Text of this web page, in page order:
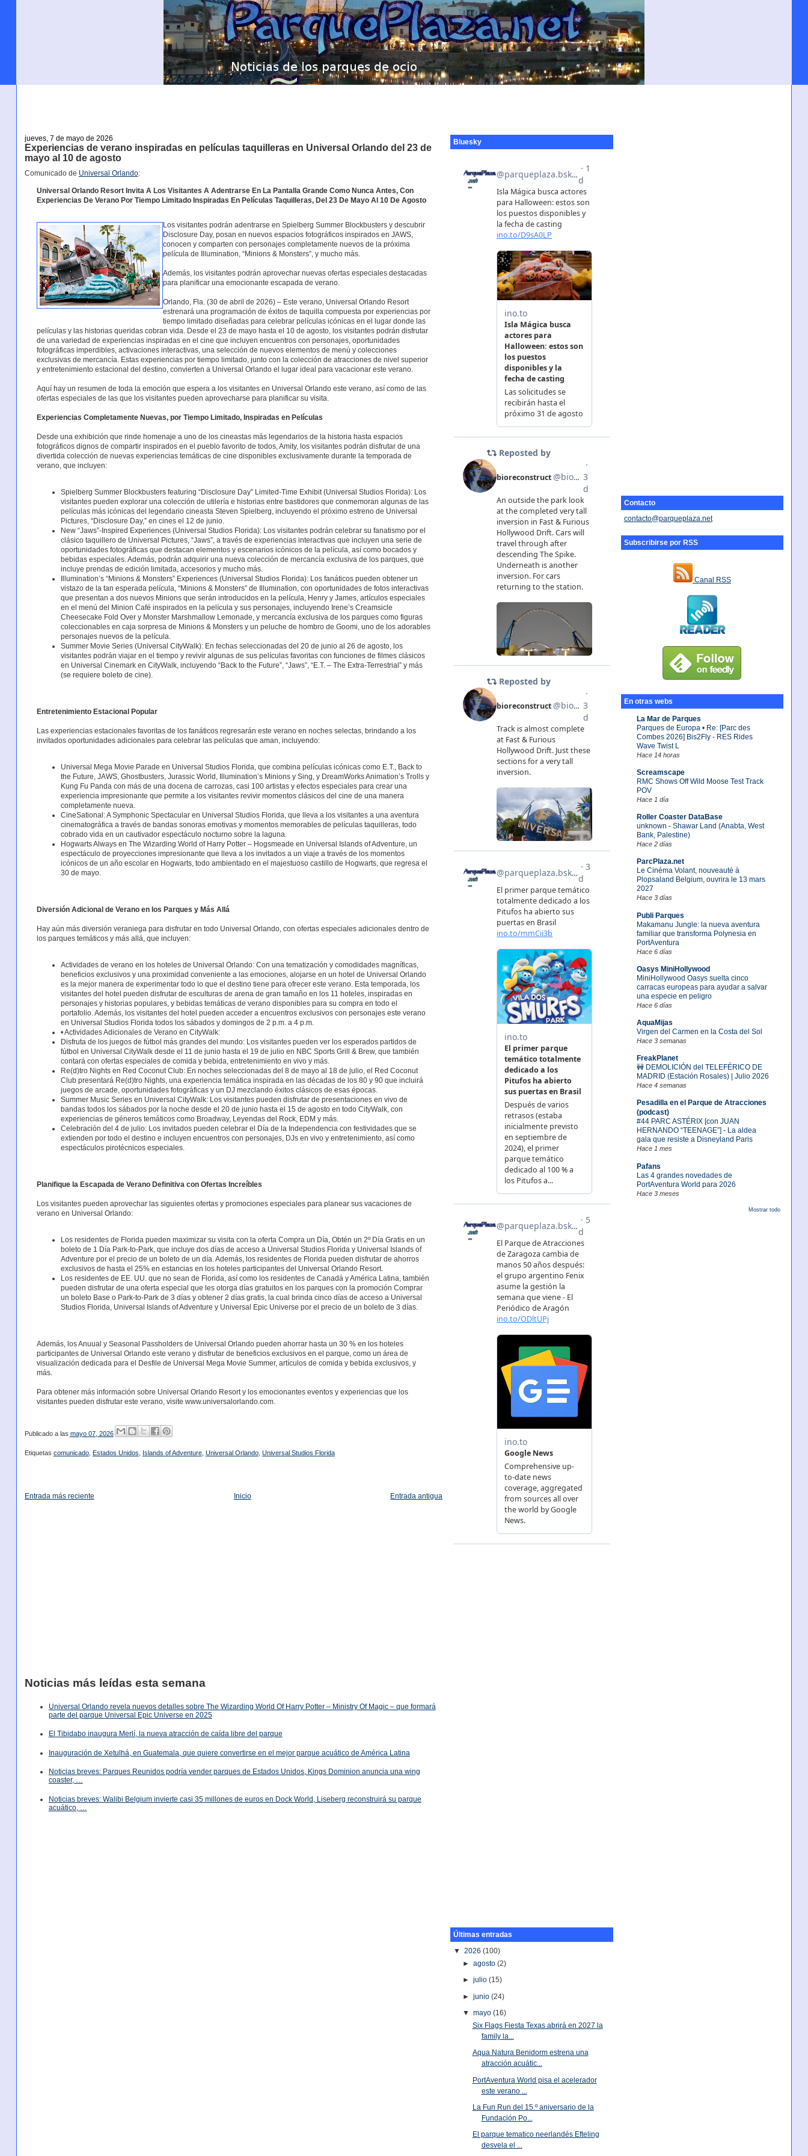
Contacto
contacto@parqueplaza.net
Subscribirse por RSS
Canal RSS
En otras webs
La Mar de Parques
Parques de Europa • Re: [Parc des
Combes 2026] Bis2Fly - RES Rides
Wave Twist L
Hace 14 horas
Screamscape
RMC Shows Off Wild Moose Test Track
POV
Hace 1 día
Roller Coaster DataBase
unknown - Shawar Land (Anabta, West
Bank, Palestine)
Hace 2 días
ParcPlaza.net
Le Cinéma Volant, nouveauté à
Plopsaland Belgium, ouvrira le 13 mars
2027
Hace 3 días
Publi Parques
Makamanu Jungle: la nueva aventura
familiar que transforma Polynesia en
PortAventura
Hace 6 días
Oasys MiniHollywood
MiniHollywood Oasys suelta cinco
carracas europeas para ayudar a salvar
una especie en peligro
Hace 6 días
AquaMijas
Virgen del Carmen en la Costa del Sol
Hace 3 semanas
FreakPlanet
🚧 DEMOLICIÓN del TELEFÉRICO DE
MADRID (Estación Rosales) | Julio 2026
Hace 4 semanas
Pesadilla en el Parque de Atracciones
(podcast)
#44 PARC ASTÉRIX [con JUAN
HERNANDO “TEENAGE”] - La aldea
gala que resiste a Disneyland Paris
Hace 1 mes
Pafans
Las 4 grandes novedades de
PortAventura World para 2026
Hace 3 meses
Mostrar todo
jueves, 7 de mayo de 2026
Experiencias de verano inspiradas en películas taquilleras en Universal Orlando del 23 de
mayo al 10 de agosto
Comunicado de Universal Orlando:
Universal Orlando Resort Invita A Los Visitantes A Adentrarse En La Pantalla Grande Como Nunca Antes, Con
Experiencias De Verano Por Tiempo Limitado Inspiradas En Películas Taquilleras, Del 23 De Mayo Al 10 De Agosto
Los visitantes podrán adentrarse en Spielberg Summer Blockbusters y descubrir
Disclosure Day, posan en nuevos espacios fotográficos inspirados en JAWS,
conocen y comparten con personajes completamente nuevos de la próxima
película de Illumination, “Minions & Monsters”, y mucho más.
Además, los visitantes podrán aprovechar nuevas ofertas especiales destacadas
para planificar una emocionante escapada de verano.
Orlando, Fla. (30 de abril de 2026) – Este verano, Universal Orlando Resort
estrenará una programación de éxitos de taquilla compuesta por experiencias por
tiempo limitado diseñadas para celebrar películas icónicas en el lugar donde las
películas y las historias queridas cobran vida. Desde el 23 de mayo hasta el 10 de agosto, los visitantes podrán disfrutar
de una variedad de experiencias inspiradas en el cine que incluyen encuentros con personajes, oportunidades
fotográficas imperdibles, activaciones interactivas, una selección de nuevos elementos de menú y colecciones
exclusivas de mercancía. Estas experiencias por tiempo limitado, junto con la colección de atracciones de nivel superior
y entretenimiento estacional del destino, convierten a Universal Orlando el lugar ideal para vacacionar este verano.
Aquí hay un resumen de toda la emoción que espera a los visitantes en Universal Orlando este verano, así como de las
ofertas especiales de las que los visitantes pueden aprovecharse para planificar su visita.
Experiencias Completamente Nuevas, por Tiempo Limitado, Inspiradas en Películas
Desde una exhibición que rinde homenaje a uno de los cineastas más legendarios de la historia hasta espacios
fotográficos dignos de compartir inspirados en el pueblo favorito de todos, Amity, los visitantes podrán disfrutar de una
divertida colección de nuevas experiencias temáticas de cine disponibles exclusivamente durante la temporada de
verano, que incluyen:
Spielberg Summer Blockbusters featuring “Disclosure Day” Limited-Time Exhibit (Universal Studios Florida): Los
visitantes pueden explorar una colección de utilería e historias entre bastidores que conmemoran algunas de las
películas más icónicas del legendario cineasta Steven Spielberg, incluyendo el próximo estreno de Universal
Pictures, “Disclosure Day,” en cines el 12 de junio.
New “Jaws”-Inspired Experiences (Universal Studios Florida): Los visitantes podrán celebrar su fanatismo por el
clásico taquillero de Universal Pictures, “Jaws”, a través de experiencias interactivas que incluyen una serie de
oportunidades fotográficas que destacan elementos y escenarios icónicos de la película, así como bocados y
bebidas especiales. Además, podrán adquirir una nueva colección de mercancía exclusiva de los parques, que
incluye prendas de edición limitada, accesorios y mucho más.
Illumination’s “Minions & Monsters” Experiences (Universal Studios Florida): Los fanáticos pueden obtener un
vistazo de la tan esperada película, “Minions & Monsters” de Illumination, con oportunidades de fotos interactivas
que presentan a dos nuevos Minions que serán introducidos en la película, Henry y James, artículos especiales
en el menú del Minion Café inspirados en la película y sus personajes, incluyendo Irene’s Creamsicle
Cheesecake Fold Over y Monster Marshmallow Lemonade, y mercancía exclusiva de los parques como figuras
coleccionables en caja sorpresa de Minions & Monsters y un peluche de hombro de Goomi, uno de los adorables
personajes nuevos de la película.
Summer Movie Series (Universal CityWalk): En fechas seleccionadas del 20 de junio al 26 de agosto, los
visitantes podrán viajar en el tiempo y revivir algunas de sus películas favoritas con funciones de filmes clásicos
en Universal Cinemark en CityWalk, incluyendo “Back to the Future”, “Jaws”, “E.T. – The Extra-Terrestrial” y más
(se requiere boleto de cine).
Entretenimiento Estacional Popular
Las experiencias estacionales favoritas de los fanáticos regresarán este verano en noches selectas, brindando a los
invitados oportunidades adicionales para celebrar las películas que aman, incluyendo:
Universal Mega Movie Parade en Universal Studios Florida, que combina películas icónicas como E.T., Back to
the Future, JAWS, Ghostbusters, Jurassic World, Illumination’s Minions y Sing, y DreamWorks Animation’s Trolls y
Kung Fu Panda con más de una docena de carrozas, casi 100 artistas y efectos especiales para crear una
experiencia impresionante que permite a los visitantes revivir momentos clásicos del cine de una manera
completamente nueva.
CineSational: A Symphonic Spectacular en Universal Studios Florida, que lleva a los visitantes a una aventura
cinematográfica a través de bandas sonoras emotivas y momentos memorables de películas taquilleras, todo
cobrado vida en un cautivador espectáculo nocturno sobre la laguna.
Hogwarts Always en The Wizarding World of Harry Potter – Hogsmeade en Universal Islands of Adventure, un
espectáculo de proyecciones impresionante que lleva a los invitados a un viaje a través de los momentos
icónicos de un año escolar en Hogwarts, todo ambientado en el majestuoso castillo de Hogwarts, que regresa el
30 de mayo.
Diversión Adicional de Verano en los Parques y Más Allá
Hay aún más diversión veraniega para disfrutar en todo Universal Orlando, con ofertas especiales adicionales dentro de
los parques temáticos y más allá, que incluyen:
Actividades de verano en los hoteles de Universal Orlando: Con una tematización y comodidades magníficas,
beneficios exclusivos y una proximidad conveniente a las emociones, alojarse en un hotel de Universal Orlando
es la mejor manera de experimentar todo lo que el destino tiene para ofrecer este verano. Esta temporada, los
visitantes del hotel pueden disfrutar de esculturas de arena de gran tamaño en los 11 hoteles, inspiradas en
personajes y historias populares, y bebidas temáticas de verano disponibles para su compra en todo el
portafolio. Además, los visitantes del hotel pueden acceder a encuentros exclusivos con personajes este verano
en Universal Studios Florida todos los sábados y domingos de 2 p.m. a 4 p.m.
• Actividades Adicionales de Verano en CityWalk:
Disfruta de los juegos de fútbol más grandes del mundo: Los visitantes pueden ver los esperados partidos de
fútbol en Universal CityWalk desde el 11 de junio hasta el 19 de julio en NBC Sports Grill & Brew, que también
contará con ofertas especiales de comida y bebida, entretenimiento en vivo y más.
Re(d)tro Nights en Red Coconut Club: En noches seleccionadas del 8 de mayo al 18 de julio, el Red Coconut
Club presentará Re(d)tro Nights, una experiencia temática inspirada en las décadas de los 80 y 90 que incluirá
juegos de arcade, oportunidades fotográficas y un DJ mezclando éxitos clásicos de esas épocas.
Summer Music Series en Universal CityWalk: Los visitantes pueden disfrutar de presentaciones en vivo de
bandas todos los sábados por la noche desde el 20 de junio hasta el 15 de agosto en todo CityWalk, con
experiencias de géneros temáticos como Broadway, Leyendas del Rock, EDM y más.
Celebración del 4 de julio: Los invitados pueden celebrar el Día de la Independencia con festividades que se
extienden por todo el destino e incluyen encuentros con personajes, DJs en vivo y entretenimiento, así como
espectáculos pirotécnicos especiales.
Planifique la Escapada de Verano Definitiva con Ofertas Increíbles
Los visitantes pueden aprovechar las siguientes ofertas y promociones especiales para planear sus vacaciones de
verano en Universal Orlando:
Los residentes de Florida pueden maximizar su visita con la oferta Compra un Día, Obtén un 2º Día Gratis en un
boleto de 1 Día Park-to-Park, que incluye dos días de acceso a Universal Studios Florida y Universal Islands of
Adventure por el precio de un boleto de un día. Además, los residentes de Florida pueden disfrutar de ahorros
exclusivos de hasta el 25% en estancias en los hoteles participantes del Universal Orlando Resort.
Los residentes de EE. UU. que no sean de Florida, así como los residentes de Canadá y América Latina, también
pueden disfrutar de una oferta especial que les otorga días gratuitos en los parques con la promoción Comprar
un boleto Base o Park-to-Park de 3 días y obtener 2 días gratis, la cual brinda cinco días de acceso a Universal
Studios Florida, Universal Islands of Adventure y Universal Epic Universe por el precio de un boleto de 3 días.
Además, los Anuual y Seasonal Passholders de Universal Orlando pueden ahorrar hasta un 30 % en los hoteles
participantes de Universal Orlando este verano y disfrutar de beneficios exclusivos en el parque, como un área de
visualización dedicada para el Desfile de Universal Mega Movie Summer, artículos de comida y bebida exclusivos, y
más.
Para obtener más información sobre Universal Orlando Resort y los emocionantes eventos y experiencias que los
visitantes pueden disfrutar este verano, visite www.universalorlando.com.
Publicado a las mayo 07, 2026
Etiquetas comunicado, Estados Unidos Islands of Adventure, Universal Orlando, Universal Studios Florida
Entrada más reciente Entrada antigua
Inicio
Noticias más leídas esta semana
Universal Orlando revela nuevos detalles sobre The Wizarding World Of Harry Potter – Ministry Of Magic – que formará
parte del parque Universal Epic Universe en 2025
El Tibidabo inaugura Merlí, la nueva atracción de caída libre del parque
Inauguración de Xetulhá, en Guatemala, que quiere convertirse en el mejor parque acuático de América Latina
Noticias breves: Parques Reunidos podría vender parques de Estados Unidos, Kings Dominion anuncia una wing
coaster, …
Noticias breves: Walibi Belgium invierte casi 35 millones de euros en Dock World, Liseberg reconstruirá su parque
acuático, …
Bluesky
Últimas entradas
▼2026(100)
►agosto(2)
►julio(15)
►junio(24)
▼mayo(16)
Six Flags Fiesta Texas abrirá en 2027 la
family la...
Aqua Natura Benidorm estrena una
atracción acuátic...
PortAventura World pisa el acelerador
este verano ...
La Fun Run del 15.º aniversario de la
Fundación Po...
El parque tematico neerlandés Efteling
desvela el ...